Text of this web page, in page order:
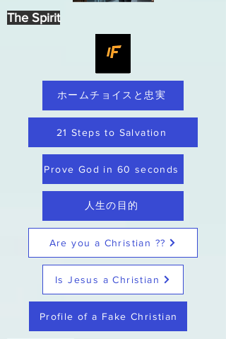
ホームチョイスと忠実
21 Steps to Salvation
Prove God in 60 seconds
人生の目的
Are you a Christian ??
Is Jesus a Christian
Profile of a Fake Christian
The Spirit